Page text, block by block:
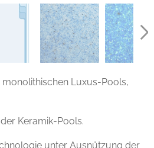
monolithischen Luxus-Pools,
Keramik-Pools.
unter Ausnützung der